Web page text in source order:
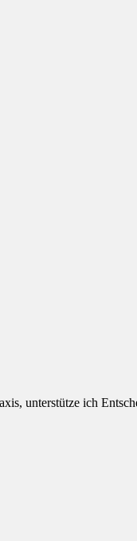
unterstütze ich